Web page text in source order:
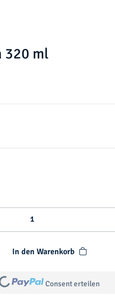
320 ml
In den Warenkorb
Loading... Consent erteilen